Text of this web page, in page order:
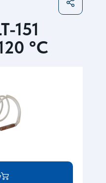
151
°С